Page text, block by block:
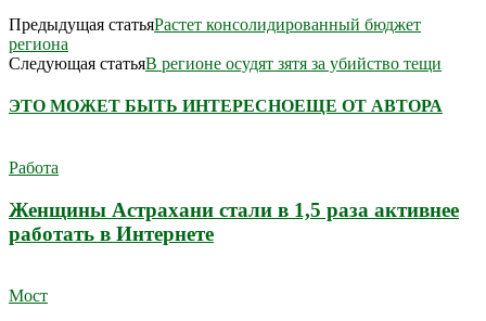
Предыдущая статьяРастет консолидированный бюджет
региона
Следующая статьяВ регионе осудят зятя за убийство тещи
ЭТО МОЖЕТ БЫТЬ ИНТЕРЕСНОЕЩЕ ОТ АВТОРА
Работа
Женщины Астрахани стали в 1,5 раза активнее
работать в Интернете
Мост